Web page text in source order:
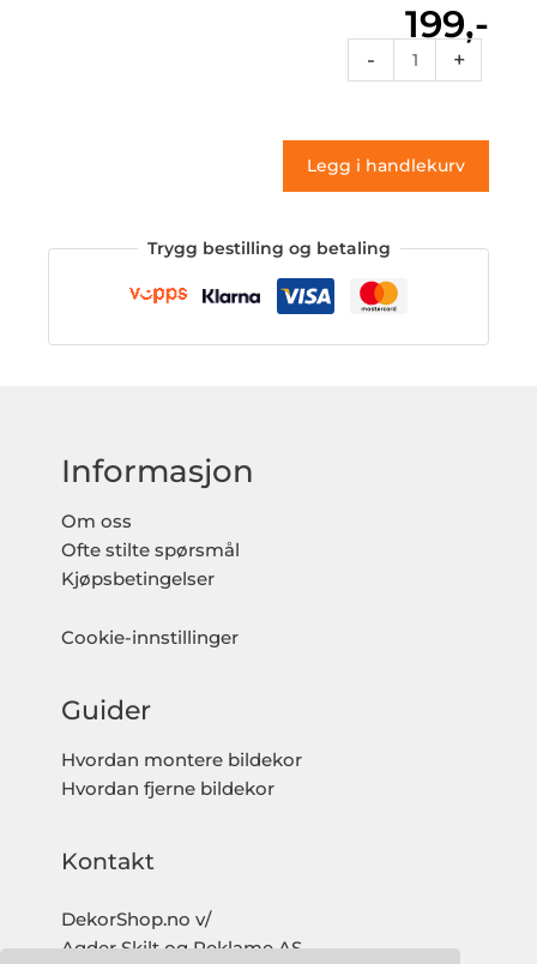
199,-
-
Sports
(klistremerke)
antall
+
Legg i handlekurv
Trygg bestilling og betaling
Informasjon
Om oss
Ofte stilte spørsmål
Kjøpsbetingelser
Cookie-innstillinger
Guider
Hvordan montere bildekor
Hvordan fjerne bildekor
Kontakt
DekorShop.no v/
Agder Skilt og Reklame AS